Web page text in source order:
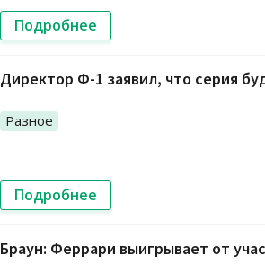
Подробнее
Директор Ф-1 заявил, что серия
Разное
Подробнее
Браун: Феррари выигрывает от